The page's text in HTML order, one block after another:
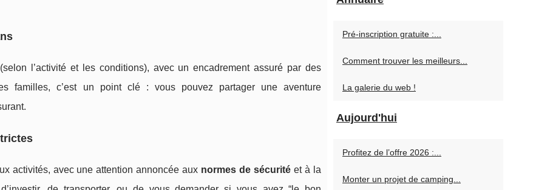
(selon l’activité et les conditions), avec un encadrement assuré par des
familles, c’est un point clé : vous pouvez partager une aventure
activités, avec une attention annoncée aux normes de sécurité et à la
Pré-inscription gratuite :...
Comment trouver les meilleurs...
La galerie du web !
Aujourd'hui
Profitez de l’offre 2026 :...
Monter un projet de camping...